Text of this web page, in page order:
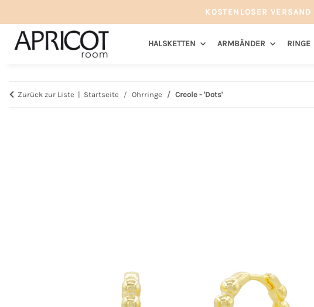
KOSTENLOSER
HALSKETTEN ARMBÄNDER RINGE
Zurück zur Liste Startseite Ohrringe Creole - 'Dots'